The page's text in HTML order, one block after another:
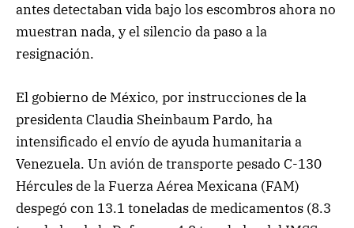
antes detectaban vida bajo los escombros ahora no
muestran nada, y el silencio da paso a la
resignación.
El gobierno de México, por instrucciones de la
presidenta Claudia Sheinbaum Pardo, ha
intensificado el envío de ayuda humanitaria a
Venezuela. Un avión de transporte pesado C-130
Hércules de la Fuerza Aérea Mexicana (FAM)
despegó con 13.1 toneladas de medicamentos (8.3